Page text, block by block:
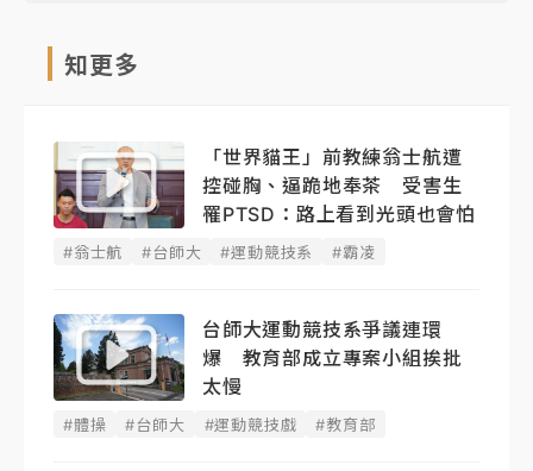
知更多
「世界貓王」前教練翁士航遭
控碰胸、逼跪地奉茶 受害生
罹PTSD：路上看到光頭也會怕
#翁士航 #台師大 #運動競技系 #霸凌
台師大運動競技系爭議連環
爆 教育部成立專案小組挨批
太慢
#體操 #台師大 #運動競技戲 #教育部